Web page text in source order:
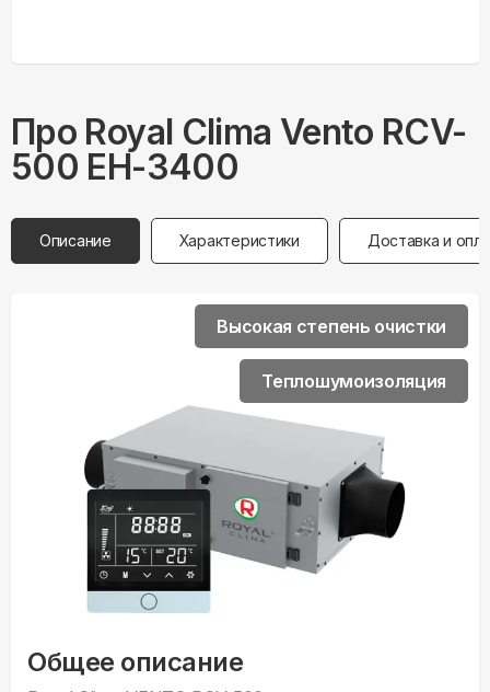
Про Royal Clima Vento RCV-
500 EH-3400
Описание Характеристики Доставка и
Общее описание
Высокая степень очистки
Теплошумоизоляция